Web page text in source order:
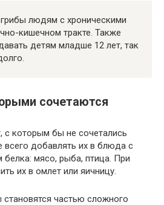
людям с хроническими
кишечном тракте. Также
детям младше 12 лет, так
сочетаются
с которым бы не сочетались
добавлять их в блюда с
мясо, рыба, птица. При
их в омлет или яичницу.
частью сложного